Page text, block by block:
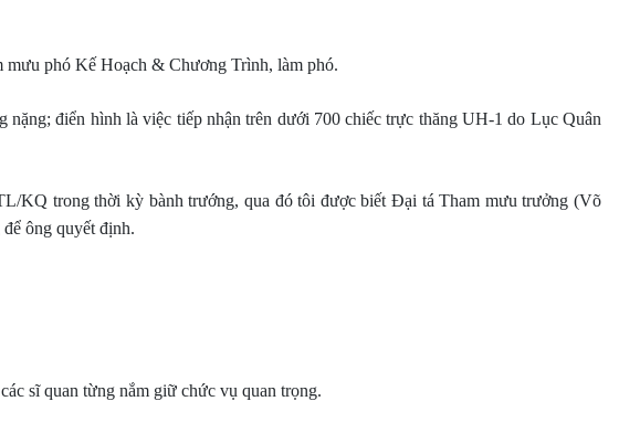
phó Kế Hoạch & Chương Trình, làm phó.
điển hình là việc tiếp nhận trên dưới 700 chiếc trực thăng UH-1 do Lục Quân
KQ trong thời kỳ bành trướng, qua đó tôi được biết Đại tá Tham mưu trưởng (Võ
ông quyết định.
sĩ quan từng nắm giữ chức vụ quan trọng.